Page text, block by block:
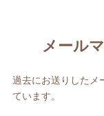
メール
過去にお送りしたメ
ています。